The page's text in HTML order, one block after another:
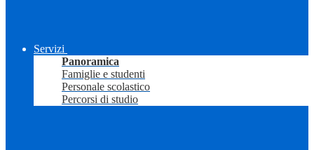
Servizi
Panoramica
Famiglie e studenti
Personale scolastico
Percorsi di studio